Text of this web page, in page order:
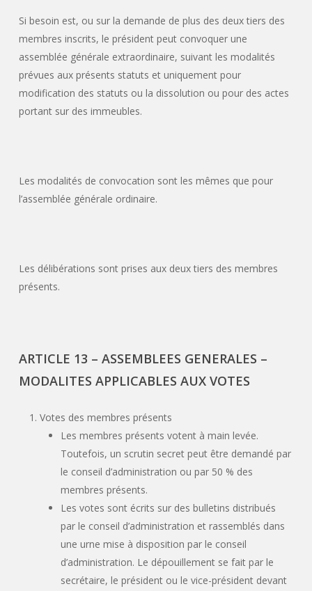
Si besoin est, ou sur la demande de plus des deux tiers des
membres inscrits, le président peut convoquer une
assemblée générale extraordinaire, suivant les modalités
prévues aux présents statuts et uniquement pour
modification des statuts ou la dissolution ou pour des actes
portant sur des immeubles.
Les modalités de convocation sont les mêmes que pour
l’assemblée générale ordinaire.
Les délibérations sont prises aux deux tiers des membres
présents.
ARTICLE 13 – ASSEMBLEES GENERALES –
MODALITES APPLICABLES AUX VOTES
Votes des membres présents
Les membres présents votent à main levée.
Toutefois, un scrutin secret peut être demandé par
le conseil d’administration ou par 50 % des
membres présents.
Les votes sont écrits sur des bulletins distribués
par le conseil d’administration et rassemblés dans
une urne mise à disposition par le conseil
d’administration. Le dépouillement se fait par le
secrétaire, le président ou le vice-président devant